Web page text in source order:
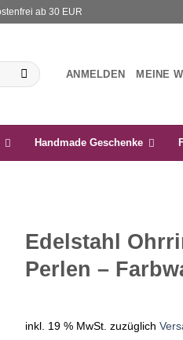
ab 30 EUR
ANMELDEN MEINE
Handmade Geschenke
Edelstahl
Perlen –
inkl. 19 % MwSt. zuzüglich